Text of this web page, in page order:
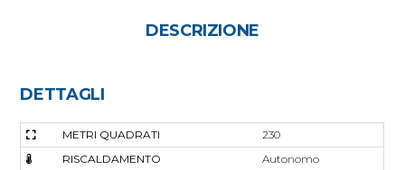
DESCRIZIONE
DETTAGLI
METRI QUADRATI
230
RISCALDAMENTO
Autonomo